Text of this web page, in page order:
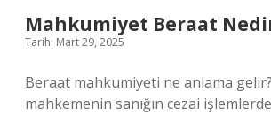
Mahkumiyet Beraat
Tarih: Mart 29, 2025
Beraat mahkumiyeti ne anlama
mahkemenin sanığın cezai